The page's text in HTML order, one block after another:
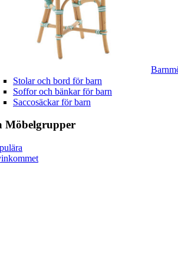
Stolar och bord för barn
Soffor och bänkar för barn
Saccosäckar för barn
Möbelgrupper